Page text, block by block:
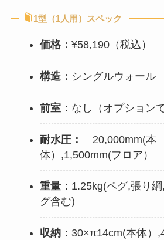
1型（1人用）スペック
価格：¥58,190（税込）
構造： シングルウォール
前室： なし（オプション
耐水圧：
20,000mm(本
体）,1,500mm(フロア）
重量： 1.25kg(ペグ,張り
グ含む)
収納： 30×π14cm(本体）